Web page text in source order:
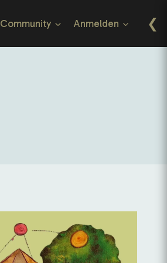
Community Anmelden ❮